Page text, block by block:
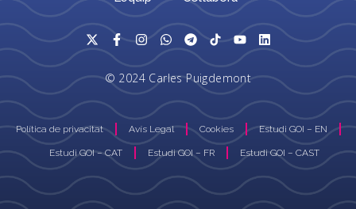
© 2024 Carles Puigdemont
Política de privacitat Avís Legal Cookies Estudi GOI – EN
Estudi GOI – CAT Estudi GOI – FR Estudi GOI – CAST